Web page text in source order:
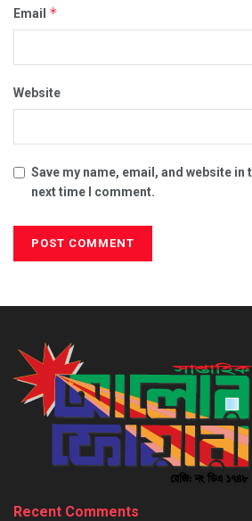
Email *
Website
Save my name, email, and website
next time I comment.
Recent Comments